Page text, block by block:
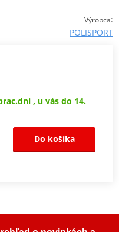
Výrobca:
POLISPORT
, u vás do 14.
Do košíka